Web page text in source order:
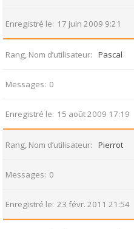
Enregistré le 17 juin 2009 9:21
Rang, Nom d’utilisateur Pascal
Messages 0
Enregistré le 15 août 2009 17:19
Rang, Nom d’utilisateur Pierrot
Messages 0
Enregistré le 23 févr. 2011 21:54